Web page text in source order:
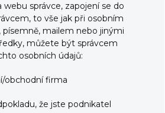
správce, zapojení se do
to vše jak při osobním
mailem nebo jinými
můžete být správcem
osobních údajů:
firma
že jste podnikatel